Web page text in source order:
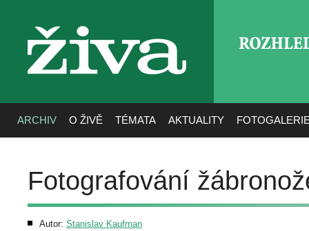
živa
ARCHIV O ŽIVĚ TÉMATA AKTUALITY
Fotografování
Autor: Stanislav Kaufman